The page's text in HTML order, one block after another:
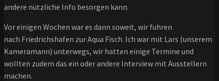
andere nützliche Info besorgen kann.
Vor einigen Wochen war es dann soweit, wir fuhren
nach Friedrichshafen zur Aqua Fisch. Ich war mit Lars (unserem
Kameramann) unterwegs, wir hatten einige Termine und
wollten zudem das ein oder andere Interview mit Ausstellern
machen.